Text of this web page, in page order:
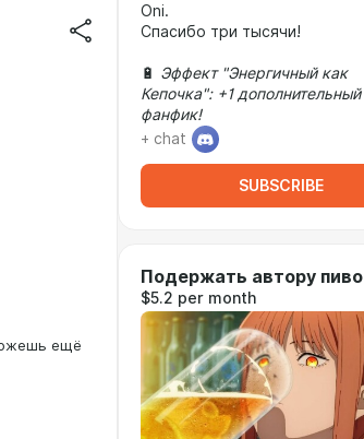
ещё
Oni.
Спасибо три тысячи!
🔋 Эффект "Энергичный как
Кепочка": +1 дополнительный
фанфик!
+ chat
SUBSCRIBE
Подержать автору пиво
$5.2 per month